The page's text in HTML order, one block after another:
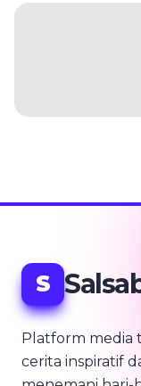
S
Platform media
cerita inspiratif